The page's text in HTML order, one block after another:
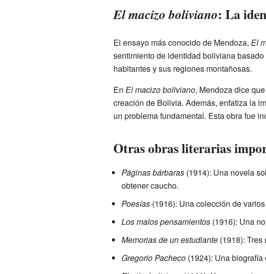
El macizo boliviano: La
El ensayo más conocido de Mendoza, El
sentimiento de identidad boliviana
habitantes y sus regiones montañosas.
En El macizo boliviano, Mendoza dice
creación de Bolivia. Además, enfatiza la
un problema fundamental. Esta obra fue
Otras obras literarias
Páginas bárbaras(1914): Una novela
obtener caucho.
Poesías(1916): Una colección de
Los malos pensamientos(1916): Una
Memorias de un estudiante(1918): Tres
Gregorio Pacheco(1924): Una biografía